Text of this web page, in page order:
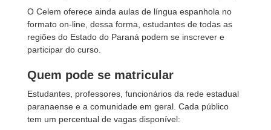
O Celem oferece ainda aulas de língua espanhola no
formato on-line, dessa forma, estudantes de todas as
regiões do Estado do Paraná podem se inscrever e
participar do curso.
Quem pode se matricular
Estudantes, professores, funcionários da rede estadual
paranaense e a comunidade em geral. Cada público
tem um percentual de vagas disponível: